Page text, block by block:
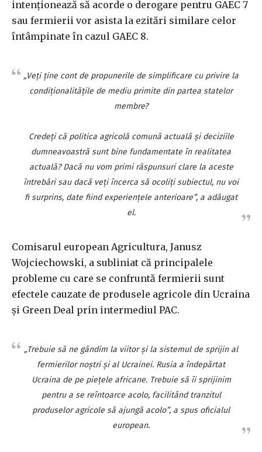
intenţionează să acorde o derogare pentru GAEC 7
sau fermierii vor asista la ezitări similare celor
întâmpinate în cazul GAEC 8.
„Veţi ţine cont de propunerile de simplificare cu privire la
condiţionalităţile de mediu primite din partea statelor
membre?
Credeţi că politica agricolă comună actuală şi deciziile
dumneavoastră sunt bine fundamentate în realitatea
actuală? Dacă nu vom primi răspunsuri clare la aceste
întrebări sau dacă veţi încerca să ocoliţi subiectul, nu voi
fi surprins, date fiind experienţele anterioare”, a adăugat
el.
Comisarul european Agricultura, Janusz
Wojciechowski, a subliniat că principalele
probleme cu care se confruntă fermierii sunt
efectele cauzate de produsele agricole din Ucraina
şi Green Deal prin intermediul PAC.
„Trebuie să ne gândim la viitor şi la sistemul de sprijin al
fermierilor noştri şi al Ucrainei. Rusia a îndepărtat
Ucraina de pe pieţele africane. Trebuie să îi sprijinim
pentru a se reîntoarce acolo, facilitând tranzitul
produselor agricole să ajungă acolo”, a spus oficialul
european.